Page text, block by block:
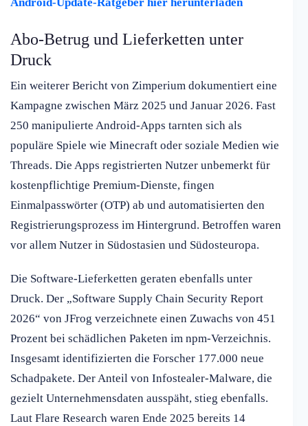
Abo-Betrug und Lieferketten unter
Druck
Ein weiterer Bericht von Zimperium dokumentiert eine
Kampagne zwischen März 2025 und Januar 2026. Fast
250 manipulierte Android-Apps tarnten sich als
populäre Spiele wie Minecraft oder soziale Medien wie
Threads. Die Apps registrierten Nutzer unbemerkt für
kostenpflichtige Premium-Dienste, fingen
Einmalpasswörter (OTP) ab und automatisierten den
Registrierungsprozess im Hintergrund. Betroffen waren
vor allem Nutzer in Südostasien und Südosteuropa.
Die Software-Lieferketten geraten ebenfalls unter
Druck. Der „Software Supply Chain Security Report
2026“ von JFrog verzeichnete einen Zuwachs von 451
Prozent bei schädlichen Paketen im npm-Verzeichnis.
Insgesamt identifizierten die Forscher 177.000 neue
Schadpakete. Der Anteil von Infostealer-Malware, die
gezielt Unternehmensdaten ausspäht, stieg ebenfalls.
Laut Flare Research waren Ende 2025 bereits 14